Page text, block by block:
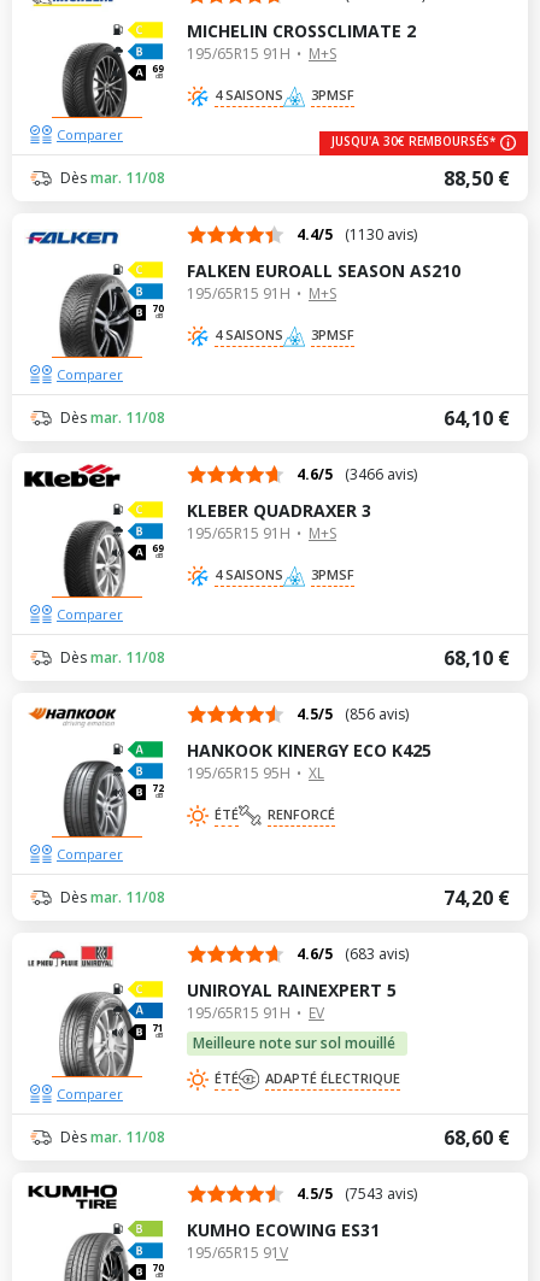
69
dB
MICHELIN CROSSCLIMATE 2
195/65R15 91H M+S
4 SAISONS 3PMSF
88,50 €
Dèsmar. 11/08
Comparer JUSQU'A 30€ REMBOURSÉS*
70
dB
4.4/5 (1130 avis)
FALKEN EUROALL SEASON AS210
195/65R15 91H M+S
4 SAISONS 3PMSF
64,10 €
Dèsmar. 11/08
Comparer
69
dB
4.6/5 (3466 avis)
KLEBER QUADRAXER 3
195/65R15 91H M+S
4 SAISONS 3PMSF
68,10 €
Dèsmar. 11/08
Comparer
72
dB
4.5/5 (856 avis)
HANKOOK KINERGY ECO K425
195/65R15 95H XL
ÉTÉ RENFORCÉ
74,20 €
Dèsmar. 11/08
Comparer
71
dB
4.6/5 (683 avis)
UNIROYAL RAINEXPERT 5
195/65R15 91H
EV
Meilleure note sur sol mouillé
ÉTÉ ADAPTÉ ÉLECTRIQUE
68,60 €
Dèsmar. 11/08
Comparer
70
dB
4.5/5 (7543 avis)
KUMHO ECOWING ES31
195/65R15 91V